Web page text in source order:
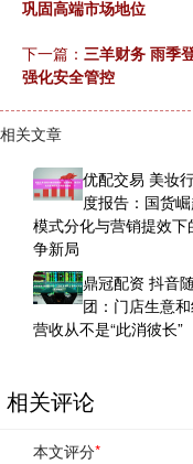
巩固高端市场地位
下一篇： 三羊财务 雨季
强化安全管控
相关文章
优配交易 美妆
度报告：国货崛
模式分化与营销提效下
争新局
鼎冠配资 抖音
团：门店生意
营收从不是“此消彼长”
相关评论
本文评分*